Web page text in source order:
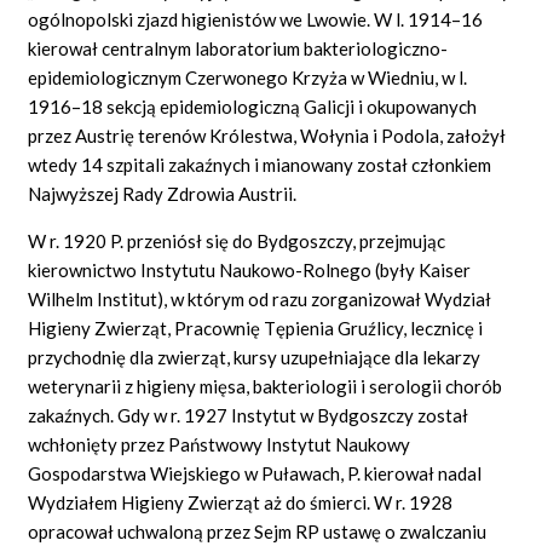
ogólnopolski zjazd higienistów we Lwowie. W l. 1914–16
kierował centralnym laboratorium bakteriologiczno-
epidemiologicznym Czerwonego Krzyża w Wiedniu, w l.
1916–18 sekcją epidemiologiczną Galicji i okupowanych
przez Austrię terenów Królestwa, Wołynia i Podola, założył
wtedy 14 szpitali zakaźnych i mianowany został członkiem
Najwyższej Rady Zdrowia Austrii.
W r. 1920 P. przeniósł się do Bydgoszczy, przejmując
kierownictwo Instytutu Naukowo-Rolnego (były Kaiser
Wilhelm Institut), w którym od razu zorganizował Wydział
Higieny Zwierząt, Pracownię Tępienia Gruźlicy, lecznicę i
przychodnię dla zwierząt, kursy uzupełniające dla lekarzy
weterynarii z higieny mięsa, bakteriologii i serologii chorób
zakaźnych. Gdy w r. 1927 Instytut w Bydgoszczy został
wchłonięty przez Państwowy Instytut Naukowy
Gospodarstwa Wiejskiego w Puławach, P. kierował nadal
Wydziałem Higieny Zwierząt aż do śmierci. W r. 1928
opracował uchwaloną przez Sejm RP ustawę o zwalczaniu